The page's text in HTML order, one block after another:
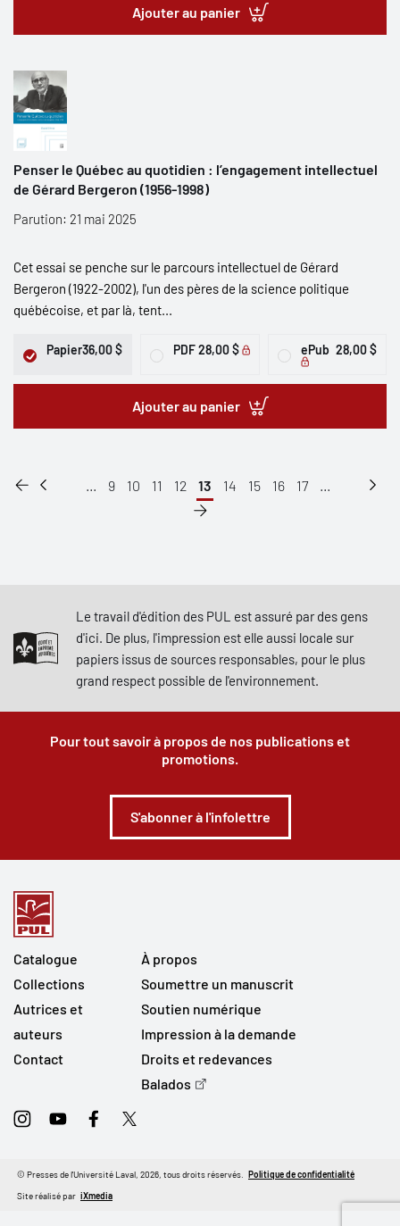
Ajouter au panier
Penser le Québec au quotidien : l’engagement intellectuel
de Gérard Bergeron (1956-1998)
Parution: 21 mai 2025
Cet essai se penche sur le parcours intellectuel de Gérard
Bergeron (1922-2002), l'un des pères de la science politique
québécoise, et par là, tent...
Papier36,00 $ PDF28,00 $ ePub 28,00 $
Ajouter au panier
... 9 10 11 12 13 14 15 16 17 ...
Le travail d'édition des PUL est assuré par des gens
d'ici. De plus, l'impression est elle aussi locale sur
papiers issus de sources responsables, pour le plus
grand respect possible de l'environnement.
Pour tout savoir à propos de nos publications et
promotions.
S'abonner à l'infolettre
Catalogue
Collections
Autrices et
auteurs
Contact
À propos
Soumettre un manuscrit
Soutien numérique
Impression à la demande
Droits et redevances
Balados
InstagramYoutubeFacebookTwitter
Site réalisé par iXmedia
© Presses de l'Université Laval, 2026, tous droits réservés. Politique de confidentialité